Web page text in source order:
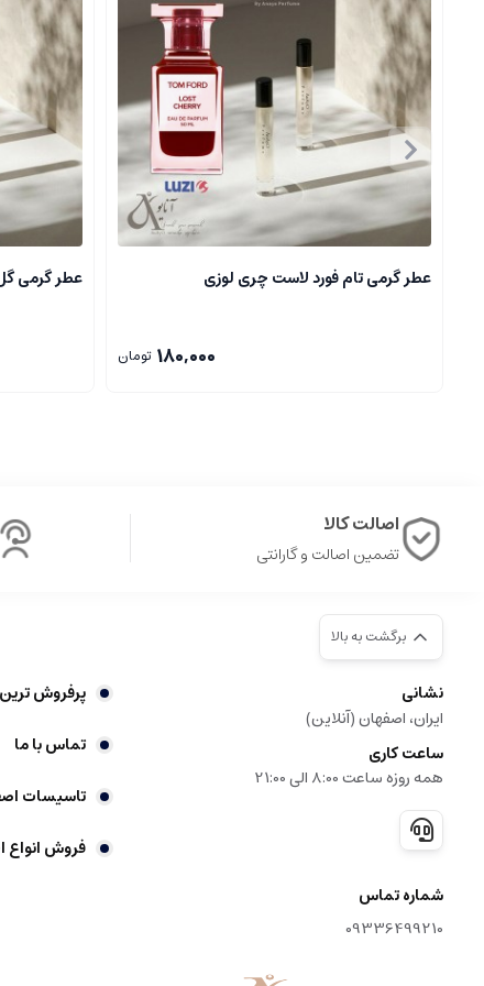
نت های برجسته
ترنج، جوز هندی، گل یاسمین، مشک، عنبر.
Zerjoff Oud Stars
رایحه کلی:چوب عود، شرقی، دودی، غنی
شرح:یکی از معروف ترین عطرهای زرجوف ناکسوس، با تمرکز
نت های برجسته:عود، عنبر، چوب سدر، فلفل سیاه، زعفران.
نت های بویایی و ساختار رایحه ها
گلی، ادویه ای، میوه ای یا چوبی، که رایحه اصلی
پایدار و ماندگار: نت های پایه غنی و همراه با مواد نادر باعث می
طراحی هنری و منحصر به فرد
عطر گرمی چیست
عطرها یکی از قدیمی ترین و محبوب ترین وسایل آرایشی و
تقسیم می شوند، اما یکی از محبوب ترین نوع آن ها، عطر گرمی یا
ماندگاری و پخش بوی بسیار بیشتری نسبت به عطرهای خالص تر و ارزان تر
عطر گرمی تام فورد لاست چری لوزی
180,000 تومان
عطر گرمی
اصالت کالا
تضمین اصالت و گارانتی
برگشت به بالا
نشانی
ایران، اصفهان (آنلاین)
ساعت کاری
همه روزه ساعت 8:00 الی 21:00
شماره تماس
09336499210
پرفروش
تماس با ما
تاسیسات
فروش انواع